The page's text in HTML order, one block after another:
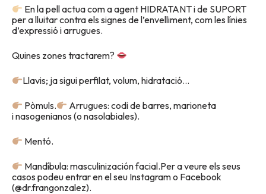
En la pell actua com a agent HIDRATANT i de SUPORT
per a lluitar contra els signes de l’envelliment, com les línies
d’expressió i arrugues.
Quines zones tractarem?
Llavis; ja sigui perfilat, volum, hidratació…
Pòmuls.
Arrugues: codi de barres, marioneta
i nasogenianos (o nasolabiales).
Mentó.
Mandíbula: masculinización facial.Per a veure els seus
casos podeu entrar en el seu Instagram o Facebook
(@dr.frangonzalez).